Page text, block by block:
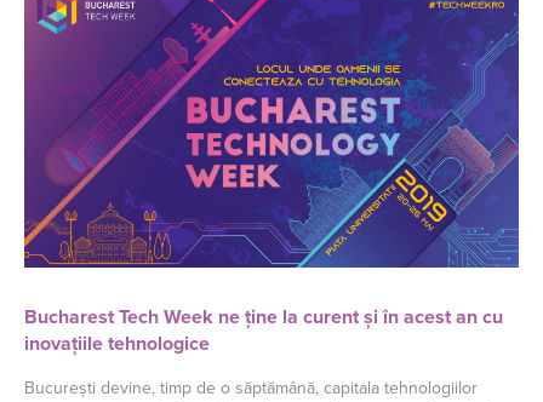
Bucharest Tech Week ne ține la curent și în acest an cu
inovațiile tehnologice
București devine, timp de o săptămână, capitala tehnologiilor